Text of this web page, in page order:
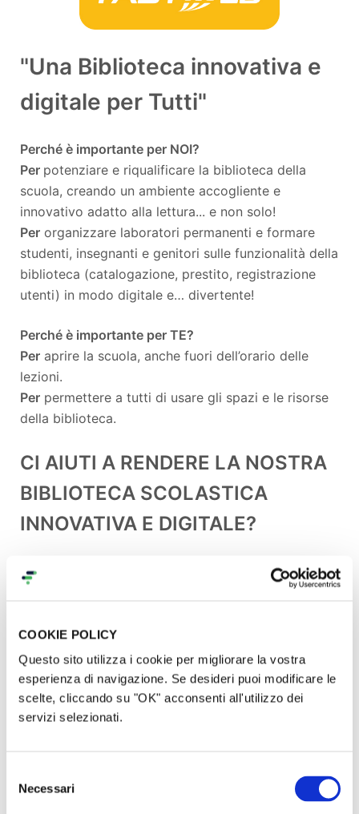
COOKIE POLICY
Questo sito utilizza i cookie per migliorare la vostra
esperienza di navigazione. Se desideri puoi modificare le
scelte, cliccando su "OK" acconsenti all'utilizzo dei
servizi selezionati.
delNecessari
"Una Biblioteca innovativa e
digitale per Tutti"
Perché è importante per NOI?
Per potenziare e riqualificare la biblioteca della
scuola, creando un ambiente accogliente e
innovativo adatto alla lettura... e non solo!
Per organizzare laboratori permanenti e formare
studenti, insegnanti e genitori sulle funzionalità della
biblioteca (catalogazione, prestito, registrazione
utenti) in modo digitale e… divertente!
Perché è importante per TE?
Per aprire la scuola, anche fuori dell’orario delle
lezioni.
Per permettere a tutti di usare gli spazi e le risorse
della biblioteca.
CI AIUTI A RENDERE LA NOSTRA
BIBLIOTECA SCOLASTICA
INNOVATIVA E DIGITALE?